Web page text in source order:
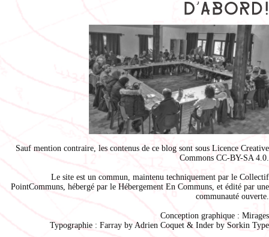
Sauf mention contraire, les contenus de ce blog sont sous Licence Creative
Commons CC-BY-SA 4.0.
Le site est un commun, maintenu techniquement par le Collectif
PointCommuns, hébergé par le Hébergement En Communs, et édité par une
communauté ouverte.
Conception graphique : Mirages
Typographie : Farray by Adrien Coquet & Inder by Sorkin Type